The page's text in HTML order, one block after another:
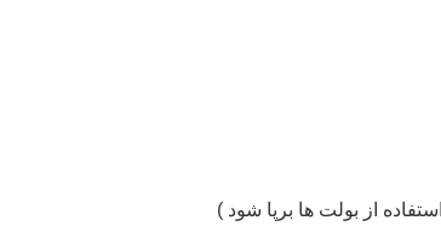
از بولت ها برپا شود )